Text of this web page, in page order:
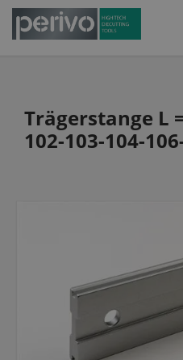
Trägerstange L
102-103-104-